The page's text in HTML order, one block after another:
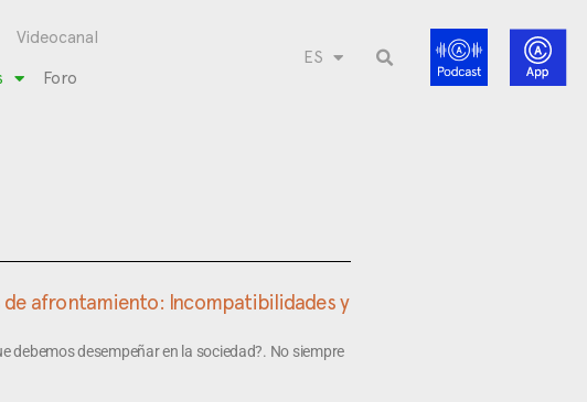
Videocanal
Foro
ES
afrontamiento: Incompatibilidades y
debemos desempeñar en la sociedad?. No siempre